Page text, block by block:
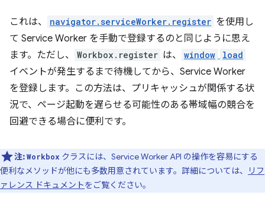
これは、 navigator.serviceWorker.register を使用し
て Service Worker を手動で登録するのと同じように思え
ます。ただし、
Workbox.register は、 window load
イベントが発生するまで待機してから、Service Worker
を登録します。この方法は、プリキャッシュが関係する状
況で、ページ起動を遅らせる可能性のある帯域幅の競合を
回避できる場合に便利です。
注:Workbox クラスには、Service Worker API の操作を容易にする
便利なメソッドが他にも多数用意されています。詳細については、
リフ
ァレンス ドキュメントをご覧ください。